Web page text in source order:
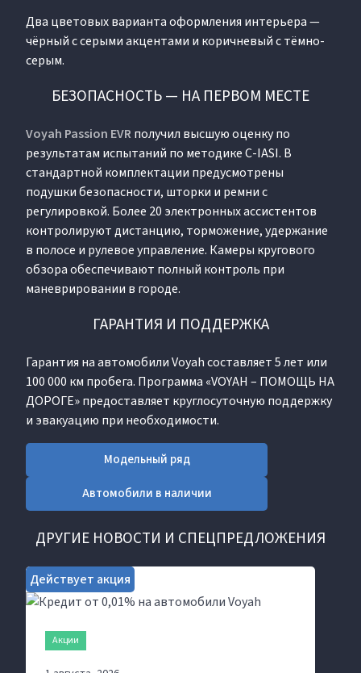
Два цветовых варианта оформления интерьера —
чёрный с серыми акцентами и коричневый с тёмно-
серым.
БЕЗОПАСНОСТЬ — НА ПЕРВОМ МЕСТЕ
Voyah Passion EVR получил высшую оценку по
результатам испытаний по методике C-IASI. В
стандартной комплектации предусмотрены
подушки безопасности, шторки и ремни с
регулировкой. Более 20 электронных ассистентов
контролируют дистанцию, торможение, удержание
в полосе и рулевое управление. Камеры кругового
обзора обеспечивают полный контроль при
маневрировании в городе.
ГАРАНТИЯ И ПОДДЕРЖКА
Гарантия на автомобили Voyah составляет 5 лет или
100 000 км пробега. Программа «VOYAH – ПОМОЩЬ НА
ДОРОГЕ» предоставляет круглосуточную поддержку
и эвакуацию при необходимости.
Модельный ряд
Автомобили в наличии
ДРУГИЕ НОВОСТИ И СПЕЦПРЕДЛОЖЕНИЯ
Действует акция
Акции